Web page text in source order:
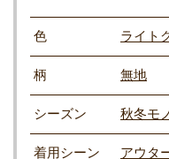
色 ライト
柄 無地
シーズン 秋冬モ
着用シーン アウタ